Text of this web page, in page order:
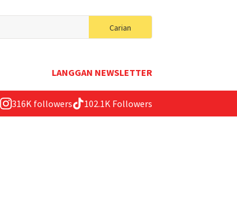
Carian
for:
LANGGAN NEWSLETTER
316K followers 102.1K Followers